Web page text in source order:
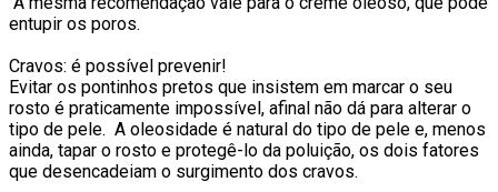
entupir os poros.
Cravos: é possível prevenir!
Evitar os pontinhos pretos que insistem em marcar o seu
rosto é praticamente impossível, afinal não dá para alterar o
tipo de pele. A oleosidade é natural do tipo de pele e, menos
ainda, tapar o rosto e protegê-lo da poluição, os dois fatores
que desencadeiam o surgimento dos cravos.